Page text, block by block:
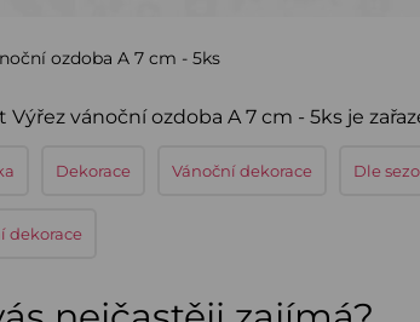
ozdoba A 7 cm - 5ks
Výřez vánoční ozdoba A 7 cm - 5ks je
Dekorace Vánoční dekorace Dle
dekorace